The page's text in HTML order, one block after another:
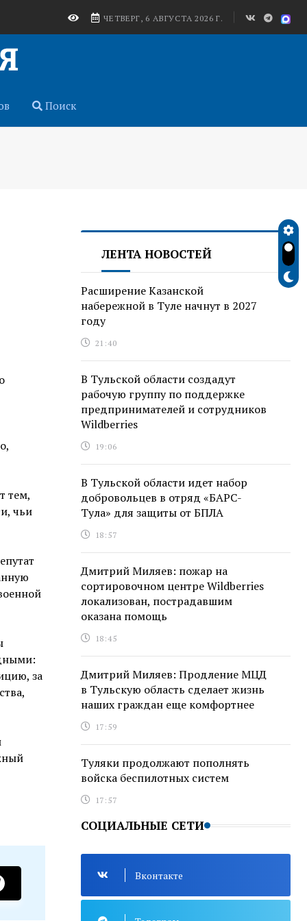
ЧЕТВЕРГ, 6 АВГУСТА 2026 Г.
Поиск
тем,
чьи
за
ЛЕНТА НОВОСТЕЙ
Расширение Казанской
набережной в Туле начнут в 2027
году
21:40
В Тульской области создадут
рабочую группу по поддержке
предпринимателей и сотрудников
Wildberries
19:06
В Тульской области идет набор
добровольцев в отряд «БАРС-
Тула» для защиты от БПЛА
18:57
Дмитрий Миляев: пожар на
сортировочном центре Wildberries
локализован, пострадавшим
оказана помощь
18:45
Дмитрий Миляев: Продление МЦД
в Тульскую область сделает жизнь
наших граждан еще комфортнее
17:59
Туляки продолжают пополнять
войска беспилотных систем
17:57
СОЦИАЛЬНЫЕ СЕТИ
Вконтакте